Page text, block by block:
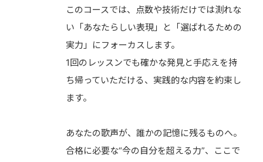
このコースでは、点数や技術だけでは測れな
い「あなたらしい表現」と「選ばれるための
実力」にフォーカスします。
1回のレッスンでも確かな発見と手応えを持
ち帰っていただける、実践的な内容を約束し
ます。
あなたの歌声が、誰かの記憶に残るものへ。
合格に必要な“今の自分を超える力”、ここで